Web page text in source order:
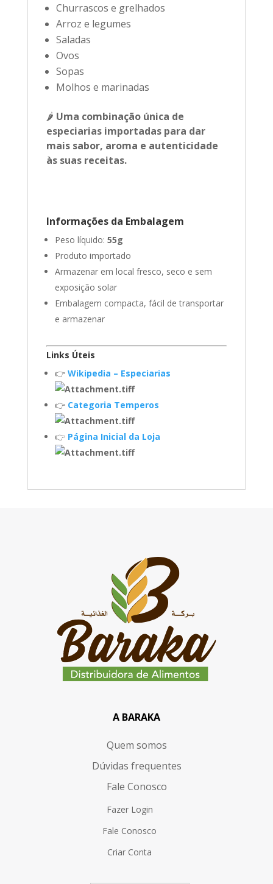
Churrascos e grelhados
Arroz e legumes
Saladas
Ovos
Sopas
Molhos e marinadas
🌶️ Uma combinação única de
especiarias importadas para dar
mais sabor, aroma e autenticidade
às suas receitas.
Informações da Embalagem
Peso líquido: 55g
Produto importado
Armazenar em local fresco, seco e sem
exposição solar
Embalagem compacta, fácil de transportar
e armazenar
Links Úteis
👉 Wikipedia – Especiarias
👉 Categoria Temperos
👉 Página Inicial da Loja
A BARAKA
Quem somos
Dúvidas frequentes
Fale Conosco
Fazer Login
Fale Conosco
Criar Conta